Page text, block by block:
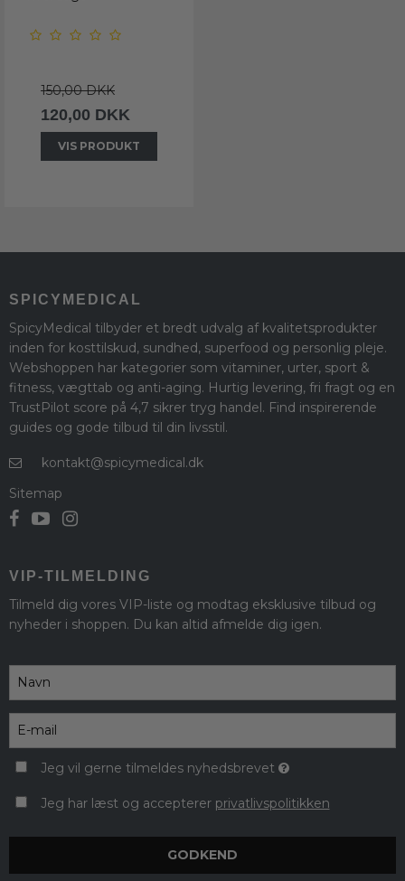
150,00 DKK
120,00 DKK
VIS PRODUKT
SPICYMEDICAL
SpicyMedical tilbyder et bredt udvalg af kvalitetsprodukter
inden for kosttilskud, sundhed, superfood og personlig pleje.
Webshoppen har kategorier som vitaminer, urter, sport &
fitness, vægttab og anti-aging. Hurtig levering, fri fragt og en
TrustPilot score på 4,7 sikrer tryg handel. Find inspirerende
guides og gode tilbud til din livsstil.
kontakt@spicymedical.dk
Sitemap
VIP-TILMELDING
Tilmeld dig vores VIP-liste og modtag eksklusive tilbud og
nyheder i shoppen. Du kan altid afmelde dig igen.
Jeg vil gerne tilmeldes nyhedsbrevet
Jeg har læst og accepterer privatlivspolitikken
GODKEND